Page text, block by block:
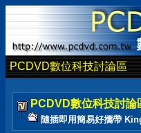
PCDVD數位科技討論區
PCDVD數位科技討論
隨插即用簡易好攜帶